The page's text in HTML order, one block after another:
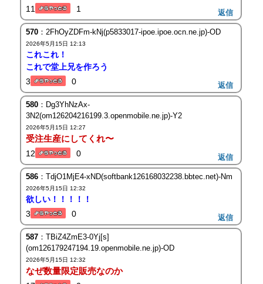
11 1 返信
570：2FhOyZDFm-kNj(p5833017-ipoe.ipoe.ocn.ne.jp)-OD
2026年5月15日 12:13
これこれ！
これで堂上兄を作ろう
3
0 返信
580：Dg3YhNzAx-
3N2(om126204216199.3.openmobile.ne.jp)-Y2
2026年5月15日 12:27
受注生産にしてくれ〜
12 0 返信
586：TdjO1MjE4-xND(softbank126168032238.bbtec.net)-Nm
2026年5月15日 12:32
欲しい！！！！！
3
0 返信
587：TBiZ4ZmE3-0Yj[s]
(om126179247194.19.openmobile.ne.jp)-OD
2026年5月15日 12:32
なぜ数量限定販売なのか